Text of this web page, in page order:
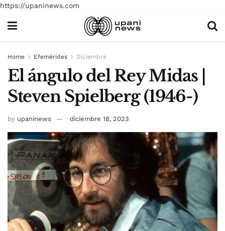
https://upaninews.com
Home Efemérides Diciembre
El ángulo del Rey Midas |
Steven Spielberg (1946-)
by upaninews diciembre 18, 2023